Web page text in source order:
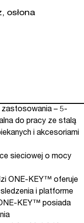
osłona
zastosowania – 5-
do pracy ze stalą
i akcesoriami
sieciowej o mocy
ONE-KEY™ oferuje
i platforme
KEY™ posiada